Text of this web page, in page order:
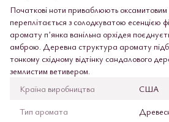
Початкові ноти приваблюють
переплітається з солодкуватою есенцією
аромату пʼянка ванільна орхідея
амброю. Деревна структура аромату
тонкому східному відтінку сандалового
землистим ветивером.
Країна виробництва
США
Тип аромата